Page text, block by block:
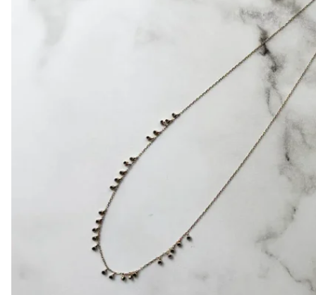
POME (香港)
S
Snow Fox (澳洲)
Synergie Minerals (澳洲)
Synergie Skin (澳洲)